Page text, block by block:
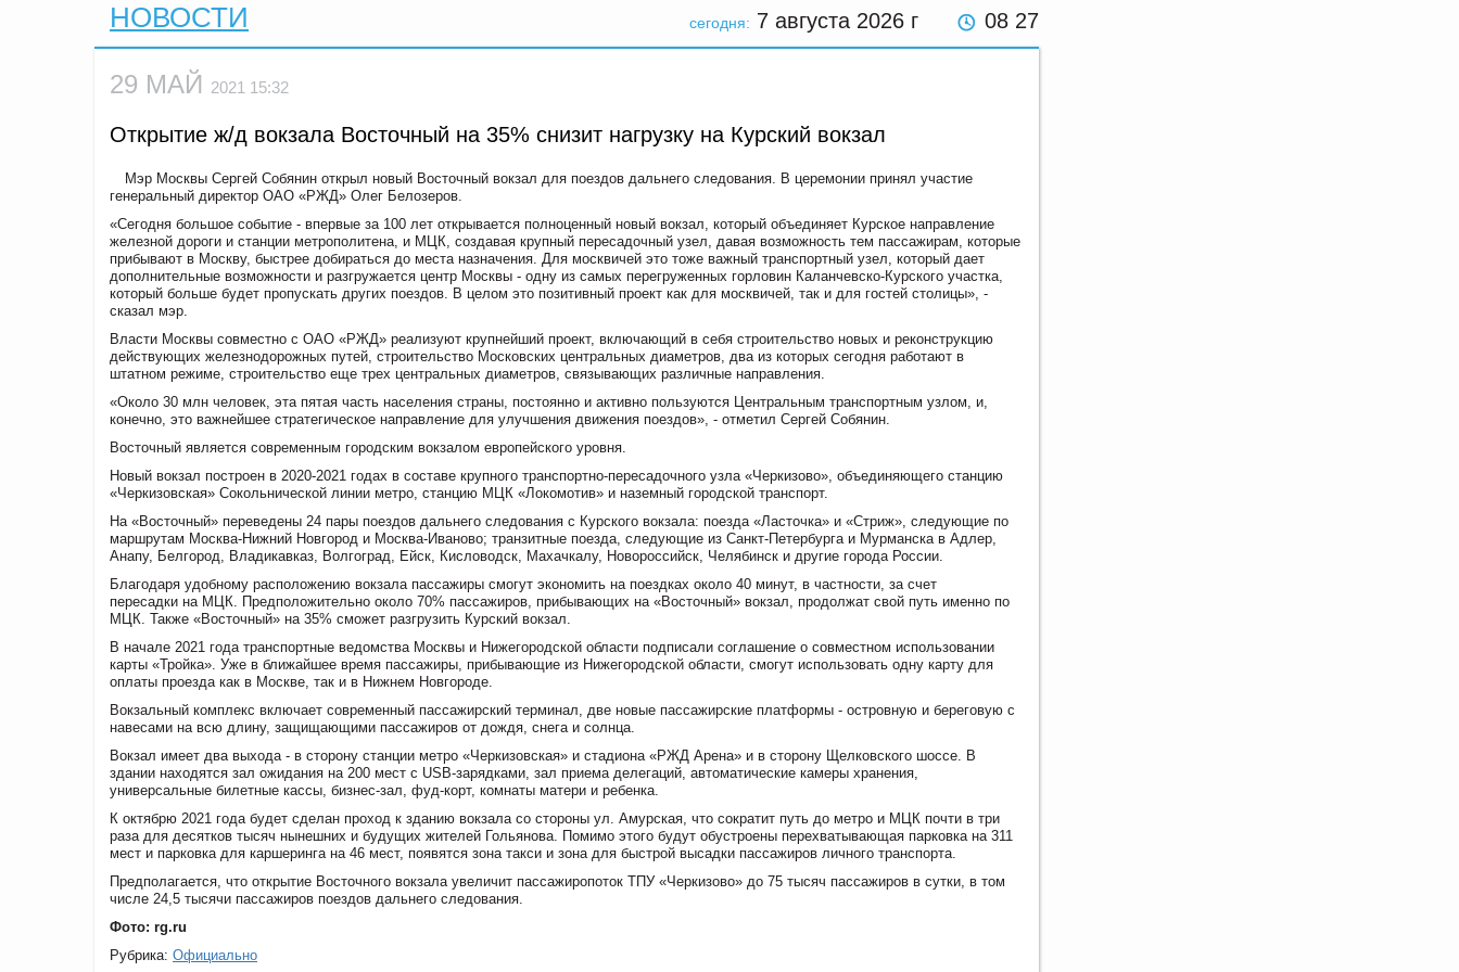
сегодня: 7 августа 2026 г 08 27
НОВОСТИ
29 МАЙ 2021 15:32
​​​​​​​Открытие ж/д вокзала Восточный на 35% снизит нагрузку на Курский вокзал
Мэр Москвы Сергей Собянин открыл новый Восточный вокзал для поездов дальнего следования. В церемонии принял участие
генеральный директор ОАО «РЖД» Олег Белозеров.
«Сегодня большое событие - впервые за 100 лет открывается полноценный новый вокзал, который объединяет Курское направление
железной дороги и станции метрополитена, и МЦК, создавая крупный пересадочный узел, давая возможность тем пассажирам, которые
прибывают в Москву, быстрее добираться до места назначения. Для москвичей это тоже важный транспортный узел, который дает
дополнительные возможности и разгружается центр Москвы - одну из самых перегруженных горловин Каланчевско-Курского участка,
который больше будет пропускать других поездов. В целом это позитивный проект как для москвичей, так и для гостей столицы», -
сказал мэр.
Власти Москвы совместно с ОАО «РЖД» реализуют крупнейший проект, включающий в себя строительство новых и реконструкцию
действующих железнодорожных путей, строительство Московских центральных диаметров, два из которых сегодня работают в
штатном режиме, строительство еще трех центральных диаметров, связывающих различные направления.
«Около 30 млн человек, эта пятая часть населения страны, постоянно и активно пользуются Центральным транспортным узлом, и,
конечно, это важнейшее стратегическое направление для улучшения движения поездов», - отметил Сергей Собянин.
Восточный является современным городским вокзалом европейского уровня.
Новый вокзал построен в 2020-2021 годах в составе крупного транспортно-пересадочного узла «Черкизово», объединяющего станцию
«Черкизовская» Сокольнической линии метро, станцию МЦК «Локомотив» и наземный городской транспорт.
На «Восточный» переведены 24 пары поездов дальнего следования с Курского вокзала: поезда «Ласточка» и «Стриж», следующие по
маршрутам Москва-Нижний Новгород и Москва-Иваново; транзитные поезда, следующие из Санкт-Петербурга и Мурманска в Адлер,
Анапу, Белгород, Владикавказ, Волгоград, Ейск, Кисловодск, Махачкалу, Новороссийск, Челябинск и другие города России.
Благодаря удобному расположению вокзала пассажиры смогут экономить на поездках около 40 минут, в частности, за счет
пересадки на МЦК. Предположительно около 70% пассажиров, прибывающих на «Восточный» вокзал, продолжат свой путь именно по
МЦК. Также «Восточный» на 35% сможет разгрузить Курский вокзал.
В начале 2021 года транспортные ведомства Москвы и Нижегородской области подписали соглашение о совместном использовании
карты «Тройка». Уже в ближайшее время пассажиры, прибывающие из Нижегородской области, смогут использовать одну карту для
оплаты проезда как в Москве, так и в Нижнем Новгороде.
Вокзальный комплекс включает современный пассажирский терминал, две новые пассажирские платформы - островную и береговую с
навесами на всю длину, защищающими пассажиров от дождя, снега и солнца.
Вокзал имеет два выхода - в сторону станции метро «Черкизовская» и стадиона «РЖД Арена» и в сторону Щелковского шоссе. В
здании находятся зал ожидания на 200 мест с USB-зарядками, зал приема делегаций, автоматические камеры хранения,
универсальные билетные кассы, бизнес-зал, фуд-корт, комнаты матери и ребенка.
К октябрю 2021 года будет сделан проход к зданию вокзала со стороны ул. Амурская, что сократит путь до метро и МЦК почти в три
раза для десятков тысяч нынешних и будущих жителей Гольянова. Помимо этого будут обустроены перехватывающая парковка на 311
мест и парковка для каршеринга на 46 мест, появятся зона такси и зона для быстрой высадки пассажиров личного транспорта.
Предполагается, что открытие Восточного вокзала увеличит пассажиропоток ТПУ «Черкизово» до 75 тысяч пассажиров в сутки, в том
числе 24,5 тысячи пассажиров поездов дальнего следования.
Фото: rg.ru
Рубрика: Официально